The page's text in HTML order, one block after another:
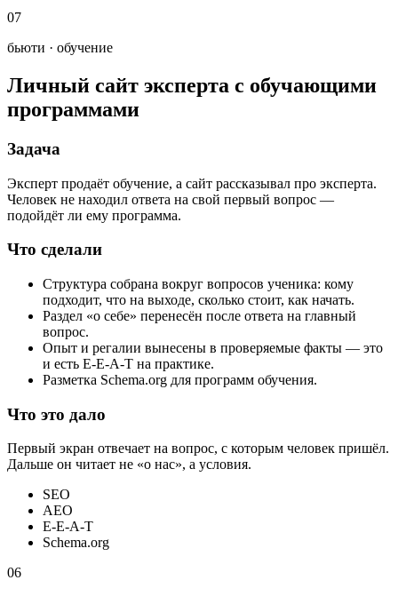
07
бьюти · обучение
Личный сайт эксперта с обучающими
программами
Задача
Эксперт продаёт обучение, а сайт рассказывал про эксперта.
Человек не находил ответа на свой первый вопрос —
подойдёт ли ему программа.
Что сделали
Структура собрана вокруг вопросов ученика: кому
подходит, что на выходе, сколько стоит, как начать.
Раздел «о себе» перенесён после ответа на главный
вопрос.
Опыт и регалии вынесены в проверяемые факты — это
и есть E-E-A-T на практике.
Разметка Schema.org для программ обучения.
Что это дало
Первый экран отвечает на вопрос, с которым человек пришёл.
Дальше он читает не «о нас», а условия.
SEO
AEO
E-E-A-T
Schema.org
06